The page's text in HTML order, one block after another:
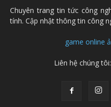
Chuyên trang tin tức công
tính. Cập nhật thông tin công
game online
Liên hệ chúng tôi: